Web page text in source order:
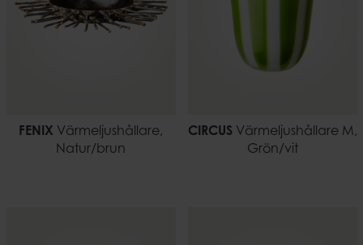
FENIX Värmeljushållare,
Natur/brun
CIRCUSVärmeljushållare M,
Grön/vit